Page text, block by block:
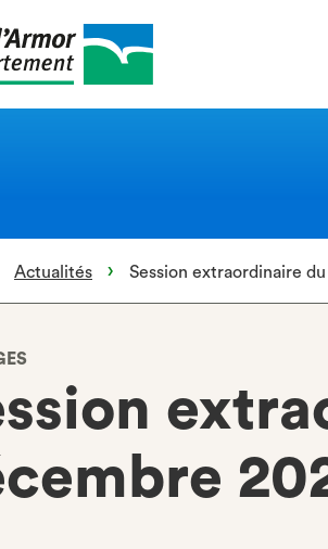
Actualités Session extraordinaire